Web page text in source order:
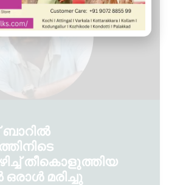
ബാറിൽ
തീകൊളുത്തിയ
മരിച്ചു